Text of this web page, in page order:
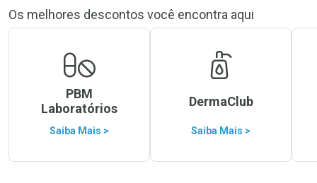
Os melhores descontos você encontra aqui
PBM
Laboratórios
Saiba Mais >
DermaClub
Saiba Mais >